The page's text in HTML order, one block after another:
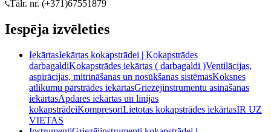
Tālr. nr. (+371)67551879
Iespēja izvēleties
IekārtasIekārtas kokapstrādei | Kokapstrādes
darbagaldiKokapstrādes iekārtas ( darbagaldi )Ventilācijas,
aspirācijas, mitrināšanas un nosūkšanas sistēmasKoksnes
atlikumu pārstrādes iekārtasGriezējinstrumentu asināšanas
iekārtasApdares iekārtas un līnijas
kokapstrādeiKompresoriLietotas kokapstrādes iekārtasIR UZ
VIETAS